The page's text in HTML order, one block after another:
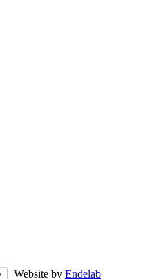
Website by Endelab